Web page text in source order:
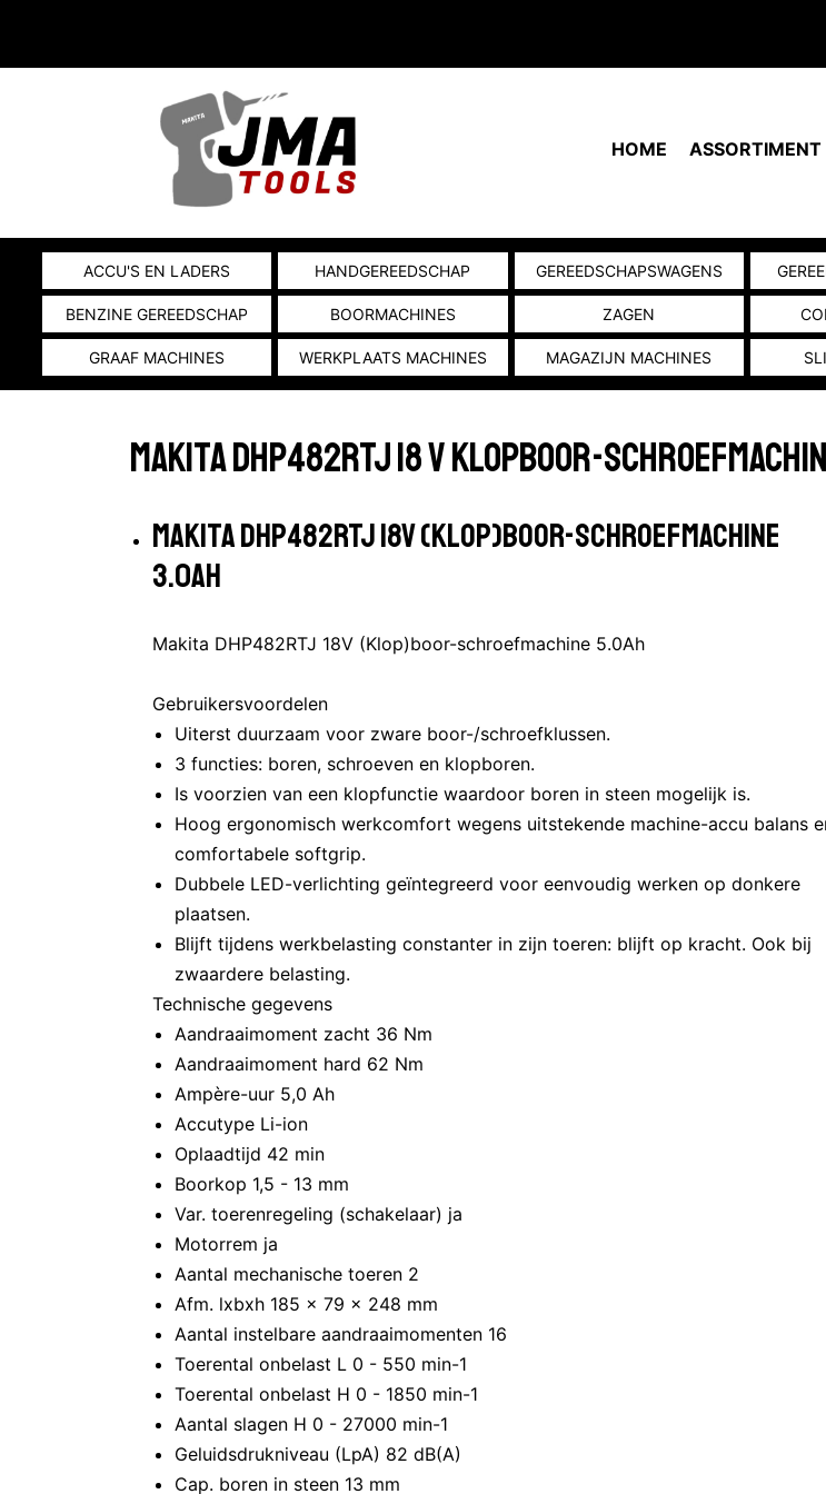
HOME ASSORTIMENT
ACCU'S EN LADERS HANDGEREEDSCHAP GEREEDSCHAPSWAGENS
BENZINE GEREEDSCHAP BOORMACHINES ZAGEN
GRAAF MACHINES WERKPLAATS MACHINES MAGAZIJN MACHINES
Makita DHP482RTJ 18 V Klopboor-
MAKITA DHP482RTJ 18V (KLOP)BOOR-SCHROEFMACHINE
3.0AH
Makita DHP482RTJ 18V (Klop)boor-schroefmachine 5.0Ah
Gebruikersvoordelen
Uiterst duurzaam voor zware boor-/schroefklussen.
3 functies: boren, schroeven en klopboren.
Is voorzien van een klopfunctie waardoor boren in steen mogelijk is.
Hoog ergonomisch werkcomfort wegens uitstekende machine-accu balans
comfortabele softgrip.
Dubbele LED-verlichting geïntegreerd voor eenvoudig werken op donkere
plaatsen.
Blijft tijdens werkbelasting constanter in zijn toeren: blijft op kracht. Ook bij
zwaardere belasting.
Technische gegevens
Aandraaimoment zacht 36 Nm
Aandraaimoment hard 62 Nm
Ampère-uur 5,0 Ah
Accutype Li-ion
Oplaadtijd 42 min
Boorkop 1,5 - 13 mm
Var. toerenregeling (schakelaar) ja
Motorrem ja
Aantal mechanische toeren 2
Afm. lxbxh 185 x 79 x 248 mm
Aantal instelbare aandraaimomenten 16
Toerental onbelast L 0 - 550 min-1
Toerental onbelast H 0 - 1850 min-1
Aantal slagen H 0 - 27000 min-1
Geluidsdrukniveau (LpA) 82 dB(A)
Cap. boren in steen 13 mm